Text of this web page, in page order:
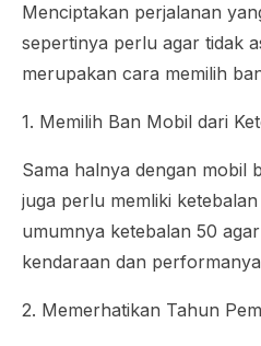
Menciptakan perjalanan
sepertinya perlu agar tidak
merupakan cara memilih
1. Memilih Ban Mobil dari
Sama halnya dengan mobil
juga perlu memliki
umumnya ketebalan 50
kendaraan dan
2. Memerhatikan Tahun